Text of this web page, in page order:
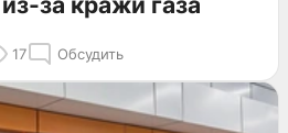
17 Обсудить